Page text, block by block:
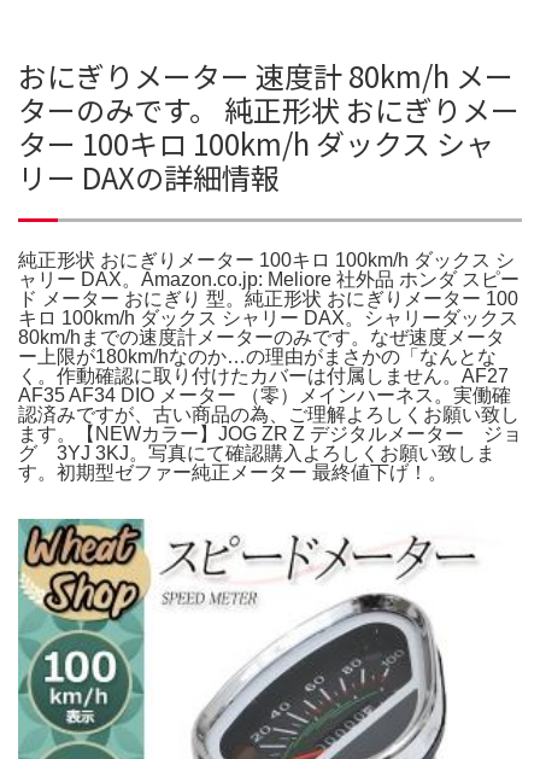
おにぎりメーター 速度計 80km/h メー
ターのみです。 純正形状 おにぎりメー
ター 100キロ 100km/h ダックス シャ
リー DAXの詳細情報
純正形状 おにぎりメーター 100キロ 100km/h ダックス シ
ャリー DAX。Amazon.co.jp: Meliore 社外品 ホンダ スピー
ド メーター おにぎり 型。純正形状 おにぎりメーター 100
キロ 100km/h ダックス シャリー DAX。シャリーダックス
80km/hまでの速度計メーターのみです。なぜ速度メータ
ー上限が180km/hなのか…の理由がまさかの「なんとな
く。作動確認に取り付けたカバーは付属しません。AF27
AF35 AF34 DIO メーター （零）メインハーネス。実働確
認済みですが、古い商品の為、ご理解よろしくお願い致し
ます。【NEWカラー】JOG ZR Z デジタルメーター ジョ
グ 3YJ 3KJ。写真にて確認購入よろしくお願い致しま
す。初期型ゼファー純正メーター 最終値下げ！。